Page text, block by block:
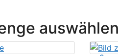
auswählen